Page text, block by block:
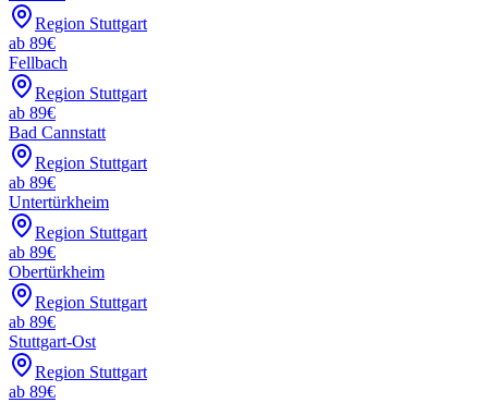
Region Stuttgart
ab 89€
Fellbach
Region Stuttgart
ab 89€
Bad Cannstatt
Region Stuttgart
ab 89€
Untertürkheim
Region Stuttgart
ab 89€
Obertürkheim
Region Stuttgart
ab 89€
Stuttgart-Ost
Region Stuttgart
ab 89€